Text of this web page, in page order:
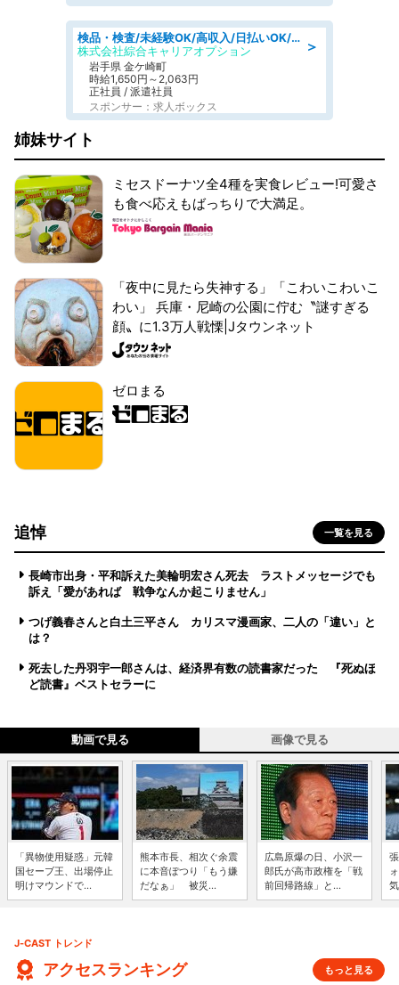
＞
検品・検査/未経験OK/高収入/日払いOK/交替制/20・30・40代活躍中
株式会社綜合キャリアオプション
岩手県 金ケ崎町
時給1,650円～2,063円
正社員 / 派遣社員
スポンサー：求人ボックス
姉妹サイト
ミセスドーナツ全4種を実食レビュー!可愛さ
も食べ応えもばっちりで大満足。
「夜中に見たら失神する」「こわいこわいこ
わい」 兵庫・尼崎の公園に佇む〝謎すぎる
顔〟に1.3万人戦慄|Jタウンネット
ゼロまる
追悼 一覧を見る
長崎市出身・平和訴えた美輪明宏さん死去 ラストメッセージでも
訴え「愛があれば 戦争なんか起こりません」
つげ義春さんと白土三平さん カリスマ漫画家、二人の「違い」と
は？
死去した丹羽宇一郎さんは、経済界有数の読書家だった 『死ぬほ
ど読書』ベストセラーに
動画で見る 画像で見る
「異物使用疑惑」元韓
国セーブ王、出場停止
明けマウンドで...
熊本市長、相次ぐ余震
に本音ぽつり「もう嫌
だなぁ」 被災...
広島原爆の日、小沢一
郎氏が高市政権を「戦
前回帰路線」と...
J-CAST トレンド
アクセスランキング もっと見る